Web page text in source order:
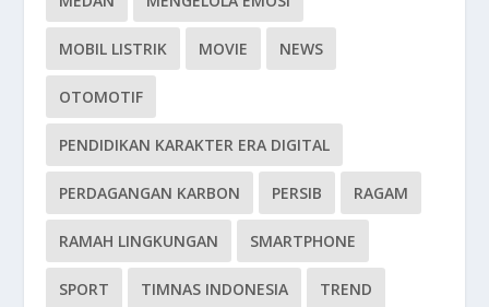
MOBIL LISTRIK MOVIE NEWS
OTOMOTIF
PENDIDIKAN KARAKTER ERA DIGITAL
PERDAGANGAN KARBON PERSIB RAGAM
RAMAH LINGKUNGAN SMARTPHONE
SPORT TIMNAS INDONESIA TREND